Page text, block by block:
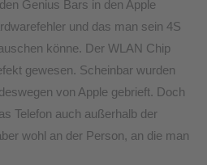
Genius Bars in den Apple
und das man sein 4S
könne. Der WLAN Chip
gewesen. Scheinbar wurden
von Apple gebrieft. Doch
Telefon auch außerhalb der
wohl an der Person, an die man